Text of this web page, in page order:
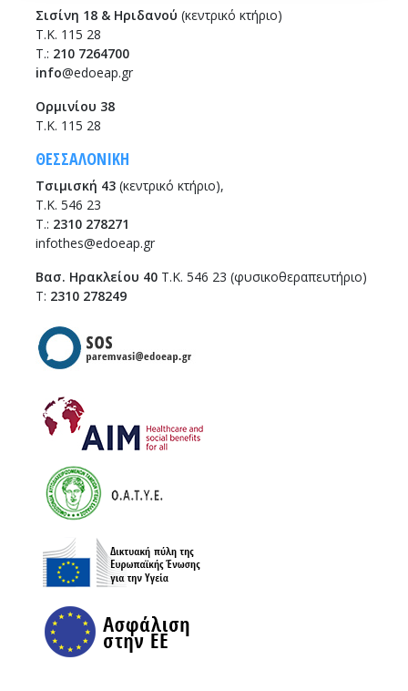
Σισίνη 18 & Ηριδανού (κεντρικό κτήριο)
Τ.Κ. 115 28
T.: 210 7264700
info@edoeap.gr
Ορμινίου 38
Τ.Κ. 115 28
ΘΕΣΣΑΛΟΝΙΚΗ
Τσιμισκή 43 (κεντρικό κτήριο),
Τ.Κ. 546 23
T.: 2310 278271
infothes@edoeap.gr
Βασ. Ηρακλείου 40 Τ.Κ. 546 23 (φυσικοθεραπευτήριο)
Τ: 2310 278249